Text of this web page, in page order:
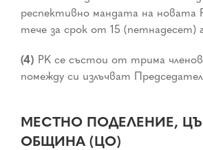
респективно мандата на новата
тече за срок от 15 (петнадесет)
(4) РК се състои от трима
помежду си излъчват
МЕСТНО ПОДЕЛЕНИЕ,
ОБЩИНА (ЦО)